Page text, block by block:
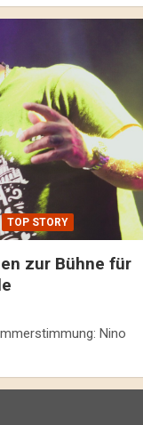
TOP STORY
zur Bühne für
Nino